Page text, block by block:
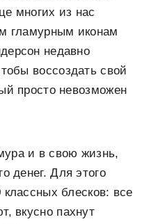
многих из нас
гламурным иконам
недавно
воссоздать свой
просто невозможен
и в свою жизнь,
денег. Для этого
блесков: все
вкусно пахнут